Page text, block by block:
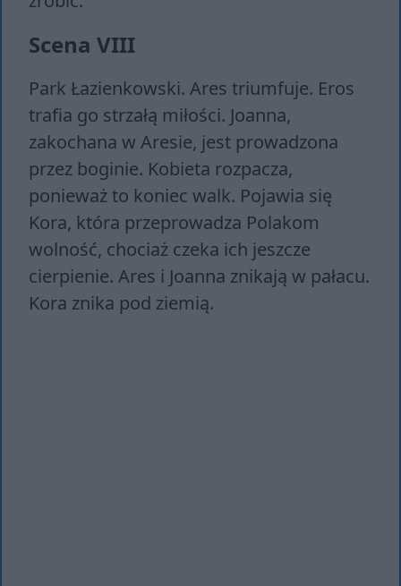
Scena VIII
Park Łazienkowski. Ares triumfuje. Eros
trafia go strzałą miłości. Joanna,
zakochana w Aresie, jest prowadzona
przez boginie. Kobieta rozpacza,
ponieważ to koniec walk. Pojawia się
Kora, która przeprowadza Polakom
wolność, chociaż czeka ich jeszcze
cierpienie. Ares i Joanna znikają w pałacu.
Kora znika pod ziemią.